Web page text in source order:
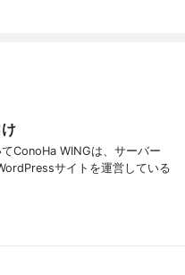
ConoHa WINGは、サーバー
サイトを運営している